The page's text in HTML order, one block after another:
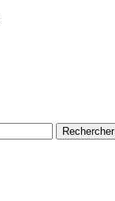
Rechercher